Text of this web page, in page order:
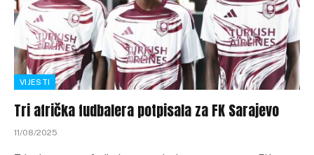
VIJESTI
Tri afrička fudbalera potpisala za FK Sarajevo
11/08/2025